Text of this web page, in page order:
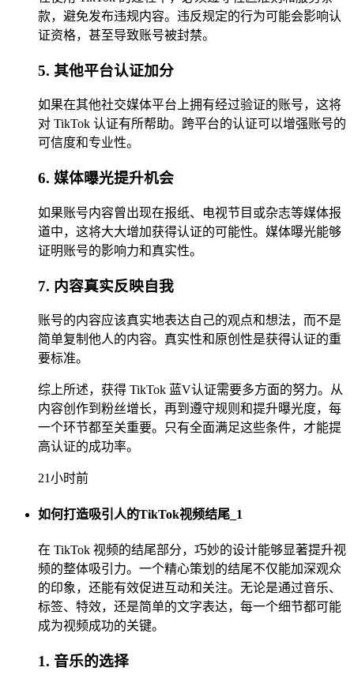
款，避免发布违规内容。违反规定的行为可能会影响认
证资格，甚至导致账号被封禁。
5. 其他平台认证加分
如果在其他社交媒体平台上拥有经过验证的账号，这将
对 TikTok 认证有所帮助。跨平台的认证可以增强账号的
可信度和专业性。
6. 媒体曝光提升机会
如果账号内容曾出现在报纸、电视节目或杂志等媒体报
道中，这将大大增加获得认证的可能性。媒体曝光能够
证明账号的影响力和真实性。
7. 内容真实反映自我
账号的内容应该真实地表达自己的观点和想法，而不是
简单复制他人的内容。真实性和原创性是获得认证的重
要标准。
综上所述，获得 TikTok 蓝V认证需要多方面的努力。从
内容创作到粉丝增长，再到遵守规则和提升曝光度，每
一个环节都至关重要。只有全面满足这些条件，才能提
高认证的成功率。
21小时前
如何打造吸引人的TikTok视频结尾_1
在 TikTok 视频的结尾部分，巧妙的设计能够显著提升视
频的整体吸引力。一个精心策划的结尾不仅能加深观众
的印象，还能有效促进互动和关注。无论是通过音乐、
标签、特效，还是简单的文字表达，每一个细节都可能
成为视频成功的关键。
1. 音乐的选择